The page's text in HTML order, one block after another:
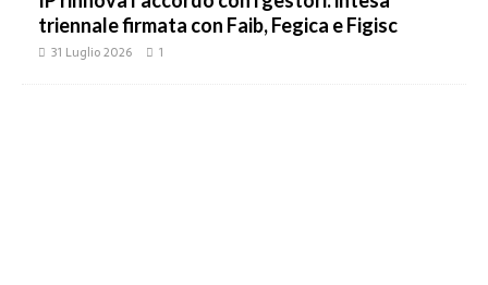
triennale firmata con Faib, Fegica e Figisc
31 Luglio 2026 1